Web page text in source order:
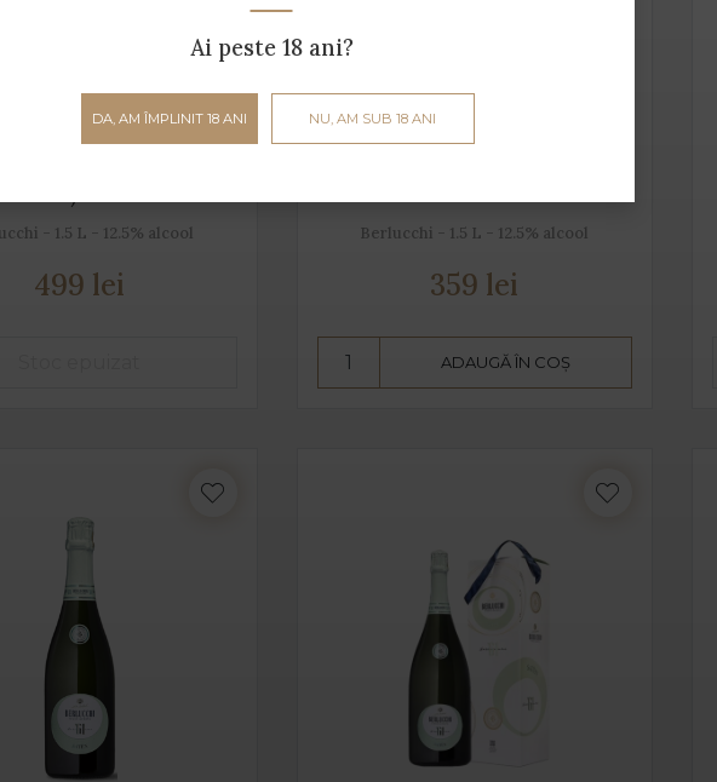
- 1.5 L - 12.5% alcool
499 lei
Berlucchi - 1.5 L - 12.5% alcool
359 lei
ADAUGĂ ÎN COȘ
Ai peste 18 ani?
DA, AM ÎMPLINIT 18 ANI NU, AM SUB 18 ANI